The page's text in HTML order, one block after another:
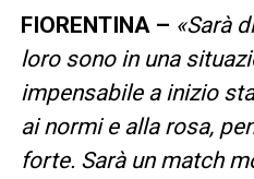
FIORENTINA – «Sarà
loro sono in una
impensabile a inizio
ai normi e alla rosa,
forte. Sarà un match